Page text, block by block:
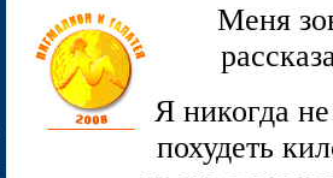
Меня
Я никогда
похудеть